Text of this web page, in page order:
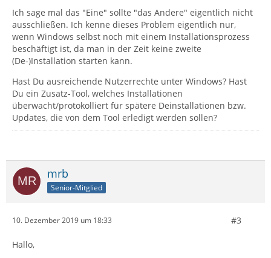
Ich sage mal das "Eine" sollte "das Andere" eigentlich nicht
ausschließen. Ich kenne dieses Problem eigentlich nur,
wenn Windows selbst noch mit einem Installationsprozess
beschäftigt ist, da man in der Zeit keine zweite
(De-)Installation starten kann.
Hast Du ausreichende Nutzerrechte unter Windows? Hast
Du ein Zusatz-Tool, welches Installationen
überwacht/protokolliert für spätere Deinstallationen bzw.
Updates, die von dem Tool erledigt werden sollen?
mrb
Senior-Mitglied
10. Dezember 2019 um 18:33 #3
Hallo,